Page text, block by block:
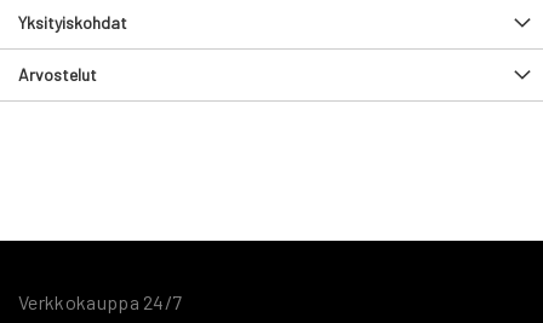
Yksityiskohdat
Arvostelut
Verkkokauppa 24/7